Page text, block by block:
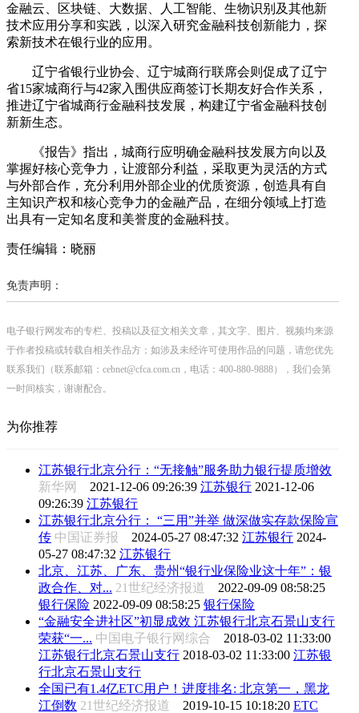
金融云、区块链、大数据、人工智能、生物识别及其他新
技术应用分享和实践，以深入研究金融科技创新能力，探
索新技术在银行业的应用。
辽宁省银行业协会、辽宁城商行联席会则促成了辽宁
省15家城商行与42家入围供应商签订长期友好合作关系，
推进辽宁省城商行金融科技发展，构建辽宁省金融科技创
新新生态。
《报告》指出，城商行应明确金融科技发展方向以及
掌握好核心竞争力，让渡部分利益，采取更为灵活的方式
与外部合作，充分利用外部企业的优质资源，创造具有自
主知识产权和核心竞争力的金融产品，在细分领域上打造
出具有一定知名度和美誉度的金融科技。
责任编辑：晓丽
免责声明：
电子银行网发布的专栏、投稿以及征文相关文章，其文字、图片、视频均来源
于作者投稿或转载自相关作品方；如涉及未经许可使用作品的问题，请您优先
联系我们（联系邮箱：cebnet@cfca.com.cn，电话：400-880-9888），我们会第
一时间核实，谢谢配合。
为你推荐
江苏银行北京分行：“无接触”服务助力银行提质增效
新华网 2021-12-06 09:26:39 江苏银行 2021-12-06
09:26:39 江苏银行
江苏银行北京分行： “三用”并举 做深做实存款保险宣
传 中国证券报 2024-05-27 08:47:32 江苏银行 2024-
05-27 08:47:32 江苏银行
北京、江苏、广东、贵州“银行业保险业这十年”：银
政合作、对... 21世纪经济报道 2022-09-09 08:58:25
银行保险 2022-09-09 08:58:25 银行保险
“金融安全进社区”初显成效 江苏银行北京石景山支行
荣获“一... 中国电子银行网综合 2018-03-02 11:33:00
江苏银行北京石景山支行 2018-03-02 11:33:00 江苏银
行北京石景山支行
全国已有1.4亿ETC用户！进度排名: 北京第一，黑龙
江倒数 21世纪经济报道 2019-10-15 10:18:20 ETC